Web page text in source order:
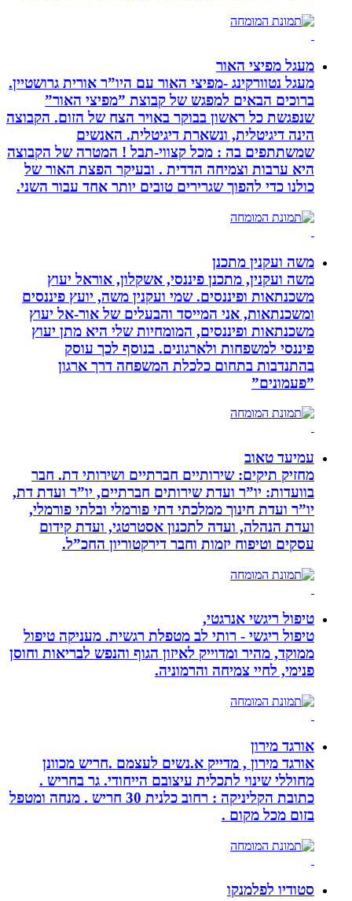
מעגל מפיצי האור
מעגל נטוורקינג -מפיצי האור עם היו”ר אורית גרושטיין.
ברוכים הבאים למפגש של קבוצת ”מפיצי האור”
שנפגשת כל ראשון בבוקר באויר הצח של הזום. הקבוצה
הינה דיגיטלית, ונשארת דיגיטלית. האנשים
שמשתתפים בה : מכל קצווי-תבל ! המטרה של הקבוצה
היא ערבות וצמיחה הדדית . ובעיקר הפצת האור של
כולנו כדי להפוך שגרירים טובים יותר אחד עבור השני.
משה ועקנין מתכנן
משה ועקנין, מתכנן פיננסי, אשקלון, אוראל יעוץ
משכנתאות ופיננסים. שמי ועקנין משה, יועץ פיננסים
ומשכנתאות, אני המייסד והבעלים של אור-אל יעוץ
משכנתאות ופיננסים, המומחיות שלי היא מתן יעוץ
פיננסי למשפחות ולארגונים. בנוסף לכך עוסק
בהתנדבות בתחום כלכלת המשפחה דרך ארגון
”פעמונים”
עמיעד טאוב
מחזיק תיקים: שירותיים חברתיים ושירותי דת. חבר
בוועדות: יו”ר ועדת שירותים חברתיים, יו”ר ועדת דת,
יו”ר ועדת חינוך ממלכתי דתי פורמלי ובלתי פורמלי,
ועדת הנהלה, ועדה לתכנון אסטרטגי, ועדת קידום
עסקים וטיפוח יזמות וחבר דירקטוריון החכ”ל.
טיפול ריגשי אנרגטי,
טיפול ריגשי - רותי לב מטפלת רגשית. מעניקה טיפול
ממוקד, מהיר ומדוייק לאיזון הגוף והנפש לבריאות וחוסן
פנימי, לחיי צמיחה והרמוניה.
אורגד מירון
אורגד מירון , מדייק א.נשים לעצמם .חריש מכוונן
מחוללי שינוי לתכלית עיצובם הייחודי. גר בחריש .
כתובת הקליניקה : רחוב כלנית 30 חריש . מנחה ומטפל
בזום מכל מקום .
סטודיו לפלמנקו